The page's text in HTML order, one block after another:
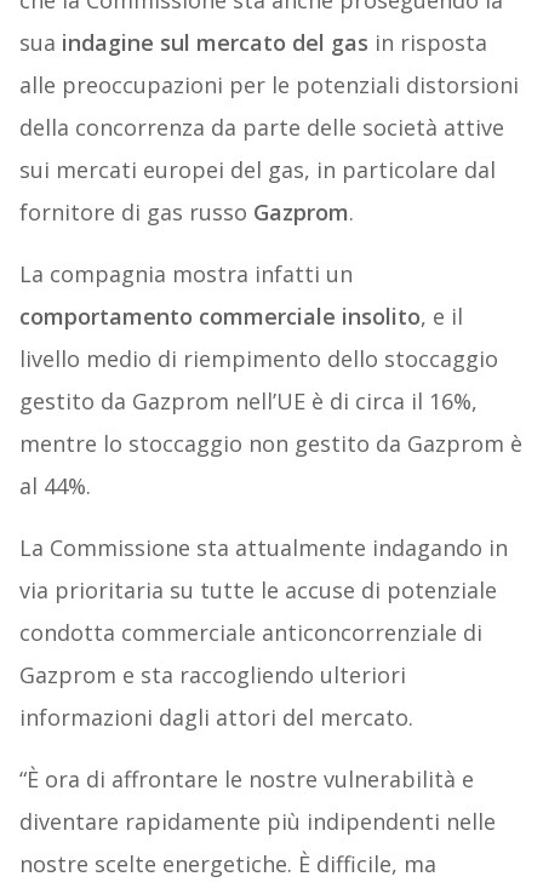
sua indagine sul mercato del gas in risposta
alle preoccupazioni per le potenziali distorsioni
della concorrenza da parte delle società attive
sui mercati europei del gas, in particolare dal
fornitore di gas russo Gazprom.
La compagnia mostra infatti un
comportamento commerciale insolito, e il
livello medio di riempimento dello stoccaggio
gestito da Gazprom nell’UE è di circa il 16%,
mentre lo stoccaggio non gestito da Gazprom è
al 44%.
La Commissione sta attualmente indagando in
via prioritaria su tutte le accuse di potenziale
condotta commerciale anticoncorrenziale di
Gazprom e sta raccogliendo ulteriori
informazioni dagli attori del mercato.
“È ora di affrontare le nostre vulnerabilità e
diventare rapidamente più indipendenti nelle
nostre scelte energetiche. È difficile, ma